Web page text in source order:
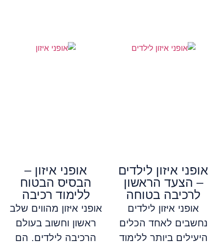
אופני איזון לילדים
– הצעד הראשון
לרכיבה בטוחה
אופני איזון לילדים
נחשבים לאחד הכלים
היעילים ביותר ללימוד
אופני איזון –
הבסיס הבטוח
ללימוד רכיבה
אופני איזון מהווים שלב
ראשון וחשוב בעולם
הרכיבה לילדים. הם